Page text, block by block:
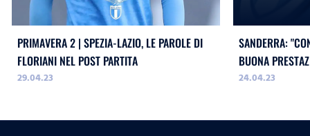
PRIMAVERA 2 | SPEZIA-LAZIO, LE PAROLE DI
FLORIANI NEL POST PARTITA
29.04.23
SANDERRA:
BUONA
RIALZATI BENE"
24.04.23